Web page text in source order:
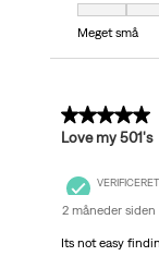
Pasform, 5 ud
Meget små
5 ud af 5
Love my 501's
VERIFICERET
2 måneder siden
Its not easy